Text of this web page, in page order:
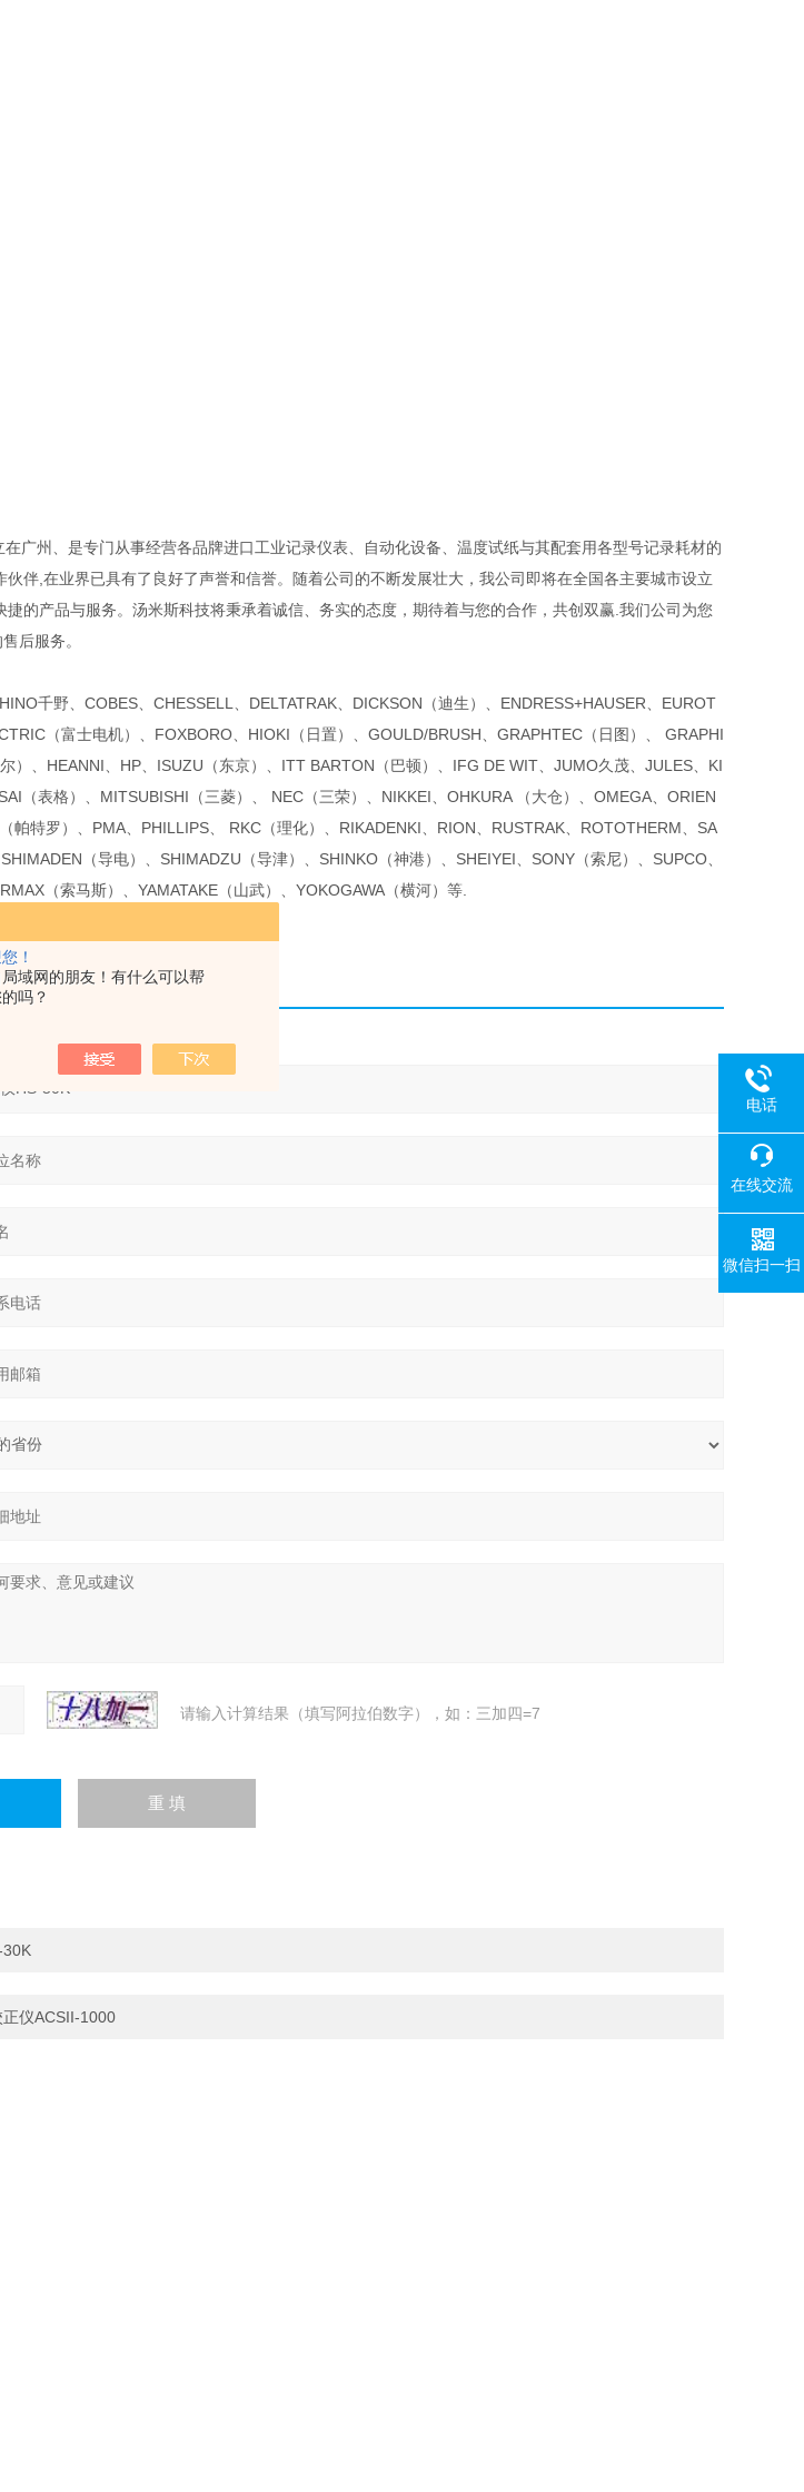
！
域网的朋友！有什么可以帮
吗？
广州、是专门从事经营各品牌进口工业记录仪表、自动化设备、温度试纸与其配套用各型号记录耗材的
伴,在业界已具有了良好了声誉和信誉。随着公司的不断发展壮大，我公司即将在全国各主要城市设立
的产品与服务。汤米斯科技将秉承着诚信、务实的态度，期待着与您的合作，共创双赢.我们公司为您
后服务。
千野、COBES、CHESSELL、DELTATRAK、DICKSON（迪生）、ENDRESS+HAUSER、EUROT
（富士电机）、FOXBORO、HIOKI（日置）、GOULD/BRUSH、GRAPHTEC（日图）、 GRAPHI
）、HEANNI、HP、ISUZU（东京）、ITT BARTON（巴顿）、IFG DE WIT、JUMO久茂、JULES、KI
（表格）、MITSUBISHI（三菱）、 NEC（三荣）、NIKKEI、OHKURA （大仓）、OMEGA、ORIEN
帕特罗）、PMA、PHILLIPS、 RKC（理化）、RIKADENKI、RION、RUSTRAK、ROTOTHERM、SA
（导电）、SHIMADZU（导津）、SHINKO（神港）、SHEIYEI、SONY（索尼）、SUPCO、
（索马斯）、YAMATAKE（山武）、YOKOGAWA（横河）等.
请输入计算结果（填写阿拉伯数字），如：三加四=7
30K
仪ACSII-1000
电话
在线交流
微信扫一扫